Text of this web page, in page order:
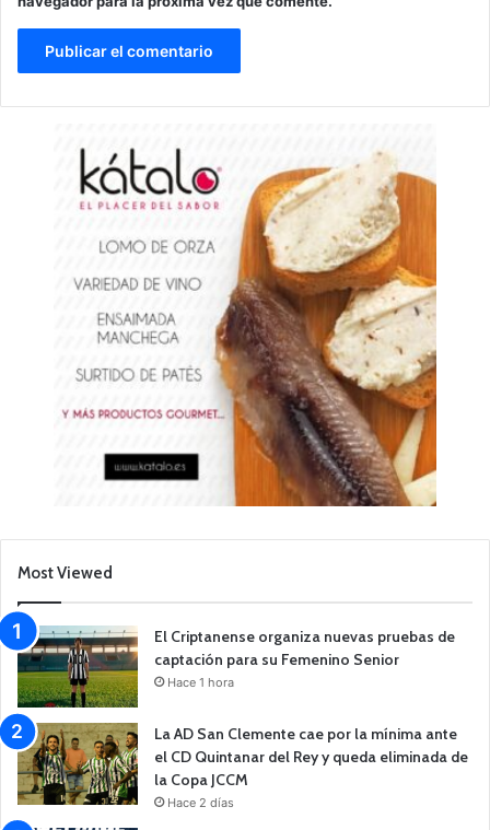
Most Viewed
El Criptanense organiza nuevas pruebas de
captación para su Femenino Senior
Hace 1 hora
La AD San Clemente cae por la mínima ante
el CD Quintanar del Rey y queda eliminada de
la Copa JCCM
Hace 2 días